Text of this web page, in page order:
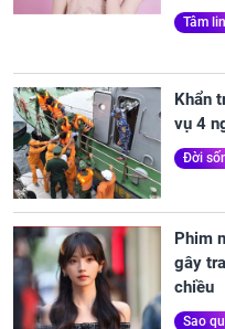
Tâm
Khẩn
vụ 4
Đời
Phim
gây
chiều
Sao